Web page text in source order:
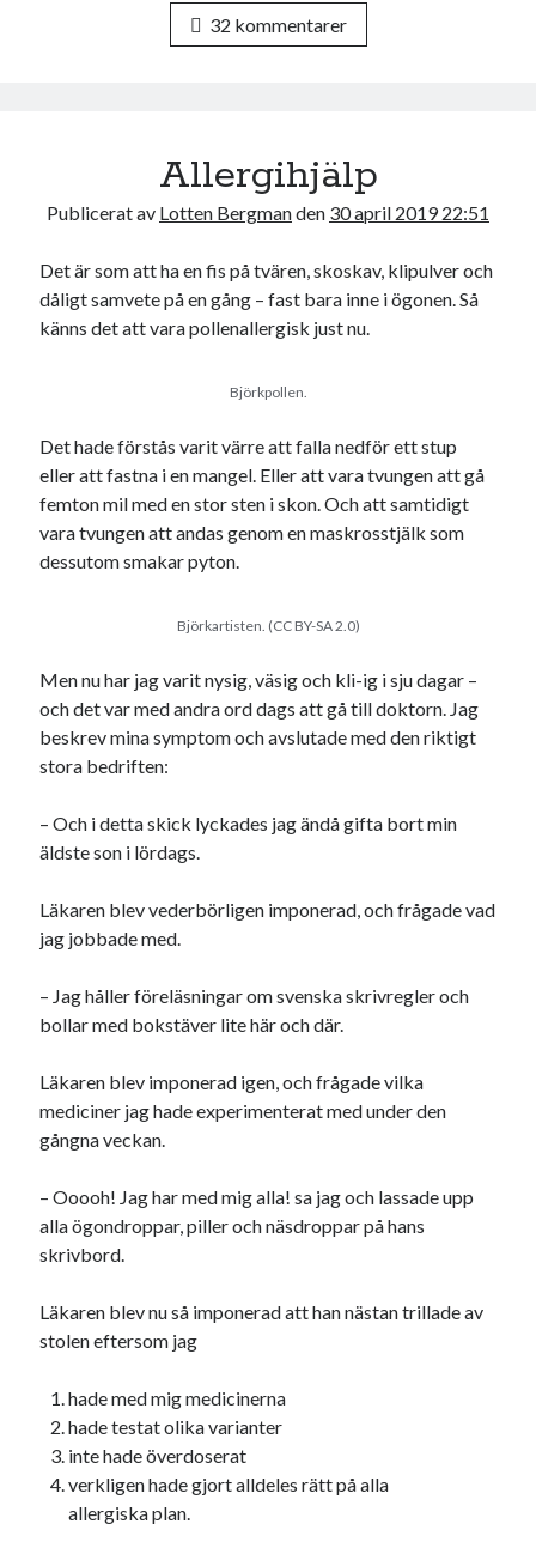
32 kommentarer
Allergihjälp
Publicerat av Lotten Bergmanden 30 april 2019 22:51
Det är som att ha en fis på tvären, skoskav, klipulver och
dåligt samvete på en gång – fast bara inne i ögonen. Så
känns det att vara pollenallergisk just nu.
Björkpollen.
Det hade förstås varit värre att falla nedför ett stup
eller att fastna i en mangel. Eller att vara tvungen att gå
femton mil med en stor sten i skon. Och att samtidigt
vara tvungen att andas genom en maskrosstjälk som
dessutom smakar pyton.
Björkartisten. (CC BY-SA 2.0)
Men nu har jag varit nysig, väsig och kli-ig i sju dagar –
och det var med andra ord dags att gå till doktorn. Jag
beskrev mina symptom och avslutade med den riktigt
stora bedriften:
– Och i detta skick lyckades jag ändå gifta bort min
äldste son i lördags.
Läkaren blev vederbörligen imponerad, och frågade vad
jag jobbade med.
– Jag håller föreläsningar om svenska skrivregler och
bollar med bokstäver lite här och där.
Läkaren blev imponerad igen, och frågade vilka
mediciner jag hade experimenterat med under den
gångna veckan.
– Ooooh! Jag har med mig alla! sa jag och lassade upp
alla ögondroppar, piller och näsdroppar på hans
skrivbord.
Läkaren blev nu så imponerad att han nästan trillade av
stolen eftersom jag
hade med mig medicinerna
hade testat olika varianter
inte hade överdoserat
verkligen hade gjort alldeles rätt på alla
allergiska plan.